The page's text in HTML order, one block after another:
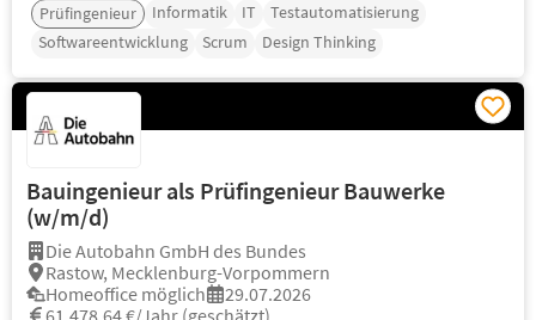
Prüfingenieur Informatik IT
Testautomatisierung
Softwareentwicklung
Scrum Design Thinking
Bauingenieur als Prüfingenieur Bauwerke
(w/m/d)
Die Autobahn GmbH des Bundes
Rastow, Mecklenburg-Vorpommern
Homeoffice möglich
29.07.2026
61.478,64 €/Jahr (geschätzt)